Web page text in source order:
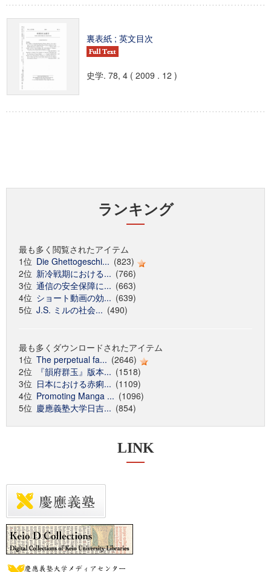
裏表紙 ; 英文目次
史学. 78, 4 ( 2009 . 12 )
ランキング
最も多く閲覧されたアイテム
1位 Die Ghettogeschi... (823)
2位 新冷戦期における... (766)
3位 通信の安全保障に... (663)
4位 ショート動画の効... (639)
5位 J.S. ミルの社会... (490)
最も多くダウンロードされたアイテム
1位 The perpetual fa... (2646)
2位
『韻府群玉』版本... (1518)
3位 日本における赤痢... (1109)
4位 Promoting Manga ... (1096)
5位 慶應義塾大学日吉... (854)
LINK